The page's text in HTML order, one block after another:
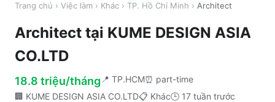
Trang chủ › Việc làm › Khác › TP. Hồ Chí Minh › Architect
Architect tại KUME DESIGN ASIA
CO.LTD
18.8 triệu/tháng 📍 TP.HCM⏰ part-time
🏢 KUME DESIGN ASIA CO.LTD📋 Khác🕒 17 tuần trước